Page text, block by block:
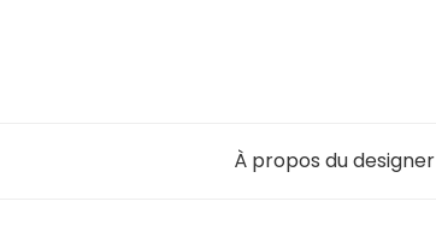
À propos du designer